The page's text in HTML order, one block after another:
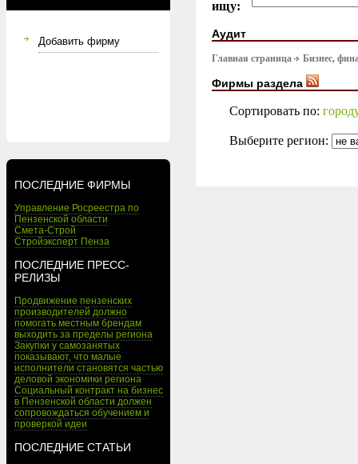
Добавить фирму
ПОСЛЕДНИЕ ФИРМЫ
Управление Росреестра по
Пензенской области
Смета-Строй
Стройэксперт Пенза
ПОСЛЕДНИЕ ПРЕСС-
РЕЛИЗЫ
Продвижение пензенских
производителей должно
помогать местным брендам
выходить за пределы региона
Закупки у самозанятых
показывают, что малые
исполнители становятся частью
деловой экономики региона
Социальный контракт на бизнес
в Пензенской области должен
сопровождаться обучением и
проверкой идеи
ПОСЛЕДНИЕ СТАТЬИ
ищу:
Аудит
Главная страница Бизнес,
Фирмы раздела
Сортировать по:
Выберите регион: